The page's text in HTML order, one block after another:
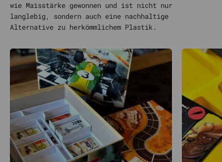
wie Maisstärke gewonnen und ist nicht nur
langlebig, sondern auch eine nachhaltige
Alternative zu herkömmlichem Plastik.